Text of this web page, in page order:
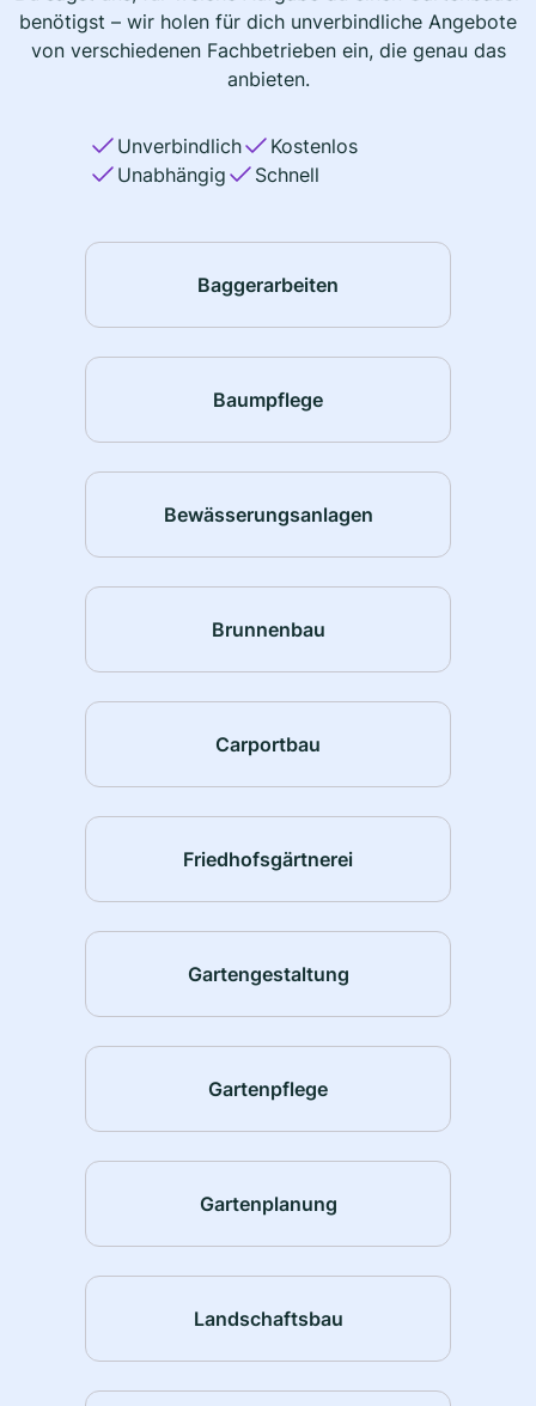
benötigst – wir holen für dich unverbindliche Angebote
von verschiedenen Fachbetrieben ein, die genau das
anbieten.
Unverbindlich
Kostenlos
Unabhängig
Schnell
Baggerarbeiten
Baumpflege
Bewässerungsanlagen
Brunnenbau
Carportbau
Friedhofsgärtnerei
Gartengestaltung
Gartenpflege
Gartenplanung
Landschaftsbau